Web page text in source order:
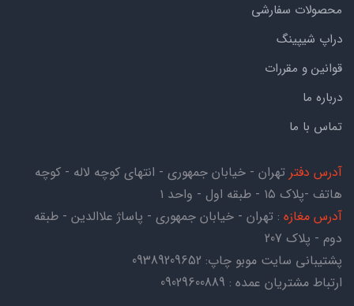
محصولات سفارشی
دراپ شیپینگ
قوانین و مقررات
درباره ما
تماس با ما
آدرس دفتر تهران - خیابان جمهوری - انتهای کوچه لاله - کوچه
هاتف -پلاک ۱۵ - طبقه اول - واحد ۱
آدرس مغازه : تهران - خیابان جمهوری - پاساژ علاالدین - طبقه
دوم - پلاک 207
پشتیبانی سایت موبو چاپ: 09389209652
ارتباط مشتریان عمده : 09029600889